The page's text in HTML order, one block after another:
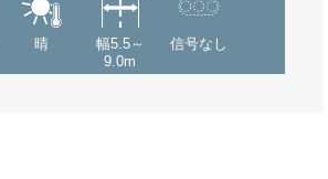
晴
幅5.5～
9.0m
信号なし